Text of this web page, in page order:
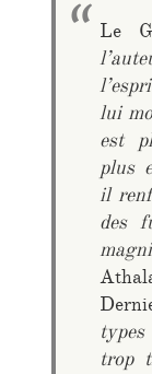
Le
lui
est
plus
il
des
trop